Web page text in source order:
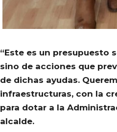
“Este es un presupuesto
sino de acciones que
de dichas ayudas.
infraestructuras, con la
para dotar a la
alcalde.